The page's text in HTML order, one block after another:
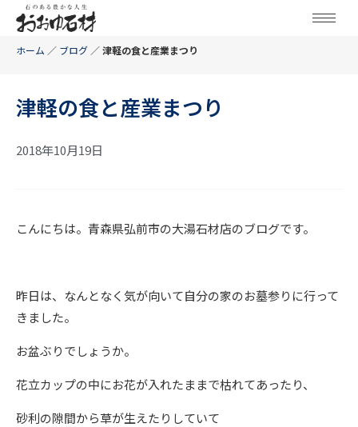
ホーム ／ ブログ ／津軽の食と産業まつり
津軽の食と産業まつり
2018年10月19日
こんにちは。青森県弘前市の大湯石材店のブログです。
昨日は、なんとなく気が向いて自分の家のお墓参りに行って
きました。
お盆ぶりでしょうか。
花立カップの中にお花が入れたままで枯れてあったり、
砂利の隙間から草が生えたりしていて